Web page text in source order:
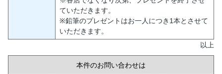
ていただきます。
※鉛筆のプレゼントはお一人につき1本とさせて
いただきます。
以上
本件のお問い合わせは